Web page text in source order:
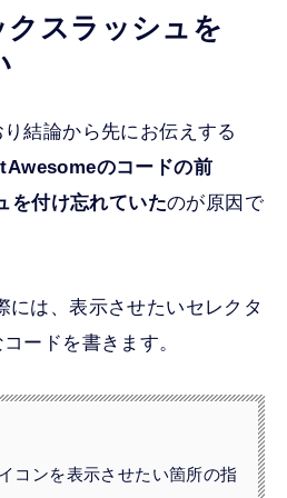
クスラッシュを
結論から先にお伝えする
のコードの前
を付け忘れていたのが原因で
には、表示させたいセレクタ
ードを書きます。
を表示させたい箇所の指